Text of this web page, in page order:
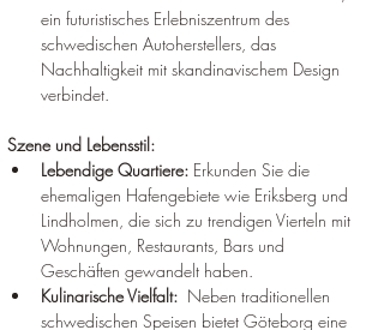
ein futuristisches Erlebniszentrum des
schwedischen Autoherstellers, das
Nachhaltigkeit mit skandinavischem Design
verbindet.
Szene und Lebensstil:
Lebendige Quartiere: Erkunden Sie die
ehemaligen Hafengebiete wie Eriksberg und
Lindholmen, die sich zu trendigen Vierteln mit
Wohnungen, Restaurants, Bars und
Geschäften gewandelt haben.
Kulinarische Vielfalt: Neben traditionellen
schwedischen Speisen bietet Göteborg eine